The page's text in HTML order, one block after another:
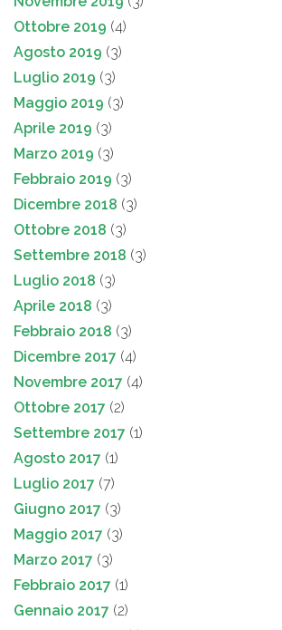
Ottobre 2019 (4)
Agosto 2019 (3)
Luglio 2019 (3)
Maggio 2019 (3)
Aprile 2019 (3)
Marzo 2019 (3)
Febbraio 2019 (3)
Dicembre 2018 (3)
Ottobre 2018 (3)
Settembre 2018 (3)
Luglio 2018 (3)
Aprile 2018 (3)
Febbraio 2018 (3)
Dicembre 2017 (4)
Novembre 2017 (4)
Ottobre 2017 (2)
Settembre 2017 (1)
Agosto 2017 (1)
Luglio 2017 (7)
Giugno 2017 (3)
Maggio 2017 (3)
Marzo 2017 (3)
Febbraio 2017 (1)
Gennaio 2017 (2)